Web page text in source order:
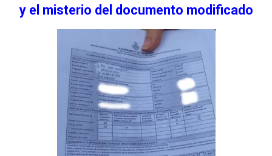
y el misterio del documento modificado